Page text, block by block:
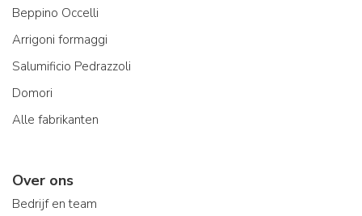
Beppino Occelli
Arrigoni formaggi
Salumificio Pedrazzoli
Domori
Alle fabrikanten
Over ons
Bedrijf en team